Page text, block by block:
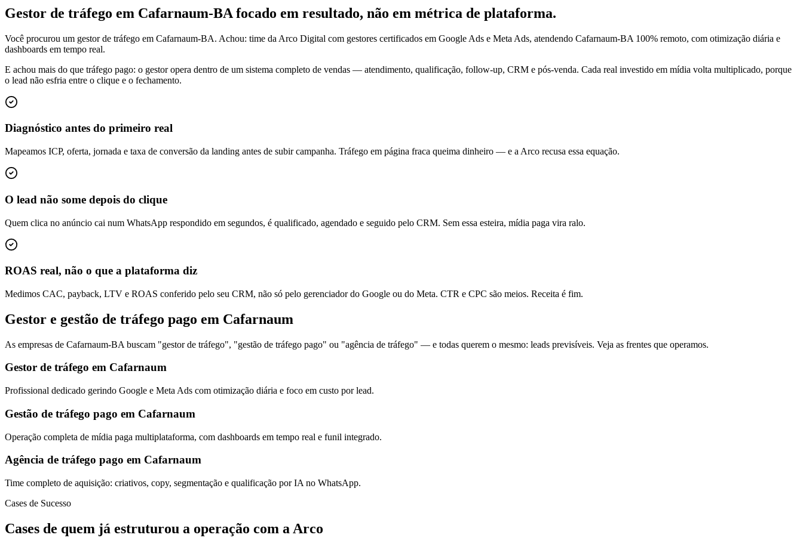
Gestor de tráfego em Cafarnaum-BA focado em resultado, não em métrica de plataforma.
Você procurou um gestor de tráfego em Cafarnaum-BA. Achou: time da Arco Digital com gestores certificados em Google Ads e Meta Ads, atendendo Cafarnaum-BA 100% remoto, com otimização diária e
dashboards em tempo real.
E achou mais do que tráfego pago: o gestor opera dentro de um sistema completo de vendas — atendimento, qualificação, follow-up, CRM e pós-venda. Cada real investido em mídia volta multiplicado, porque
o lead não esfria entre o clique e o fechamento.
Diagnóstico antes do primeiro real
Mapeamos ICP, oferta, jornada e taxa de conversão da landing antes de subir campanha. Tráfego em página fraca queima dinheiro — e a Arco recusa essa equação.
O lead não some depois do clique
Quem clica no anúncio cai num WhatsApp respondido em segundos, é qualificado, agendado e seguido pelo CRM. Sem essa esteira, mídia paga vira ralo.
ROAS real, não o que a plataforma diz
Medimos CAC, payback, LTV e ROAS conferido pelo seu CRM, não só pelo gerenciador do Google ou do Meta. CTR e CPC são meios. Receita é fim.
Gestor e gestão de tráfego pago em Cafarnaum
As empresas de Cafarnaum-BA buscam "gestor de tráfego", "gestão de tráfego pago" ou "agência de tráfego" — e todas querem o mesmo: leads previsíveis. Veja as frentes que operamos.
Gestor de tráfego em Cafarnaum
Profissional dedicado gerindo Google e Meta Ads com otimização diária e foco em custo por lead.
Gestão de tráfego pago em Cafarnaum
Operação completa de mídia paga multiplataforma, com dashboards em tempo real e funil integrado.
Agência de tráfego pago em Cafarnaum
Time completo de aquisição: criativos, copy, segmentação e qualificação por IA no WhatsApp.
Cases de Sucesso
Cases de quem já estruturou a operação com a Arco